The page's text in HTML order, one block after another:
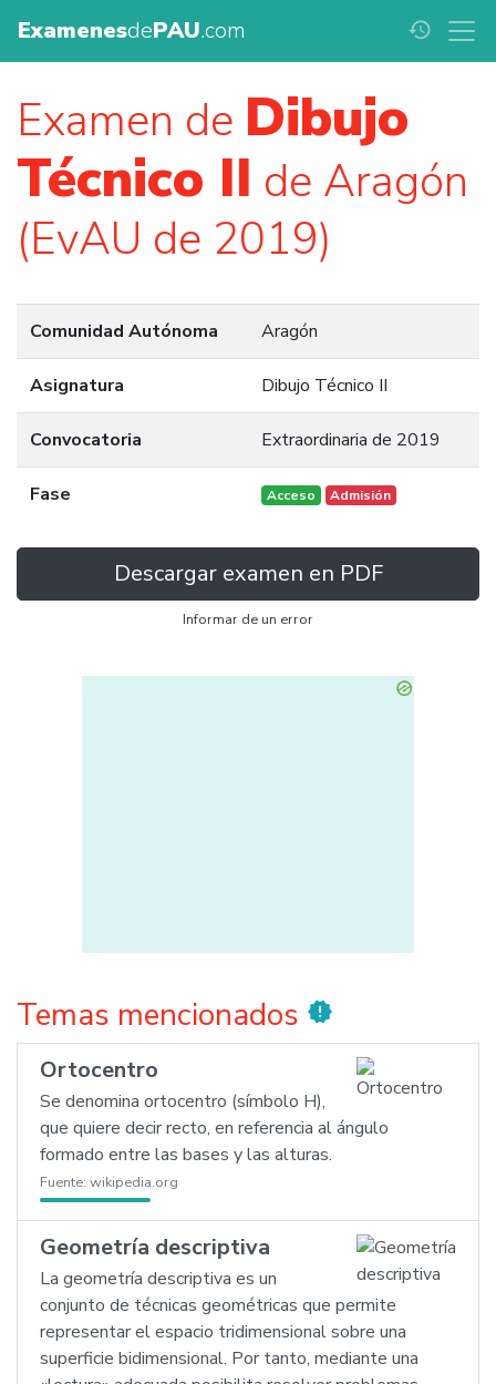
ExamenesdePAU.com history
Examen de Dibujo
Técnico II de Aragón
(EvAU de 2019)
Comunidad Autónoma Aragón
Asignatura Dibujo Técnico II
Convocatoria Extraordinaria de 2019
Fase Acceso Admisión
Descargar examen en PDF
Informar de un error
Temas mencionados new_releases
Ortocentro
Se denomina ortocentro (símbolo H),
que quiere decir recto, en referencia al ángulo
formado entre las bases y las alturas.
Fuente: wikipedia.org
Geometría descriptiva
La geometría descriptiva es un
conjunto de técnicas geométricas que permite
representar el espacio tridimensional sobre una
superficie bidimensional. Por tanto, mediante una